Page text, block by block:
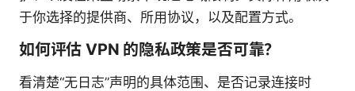
于你选择的提供商、所用协议，以及配置方式。
如何评估 VPN 的隐私政策是否可靠？
看清楚“无日志”声明的具体范围、是否记录连接时